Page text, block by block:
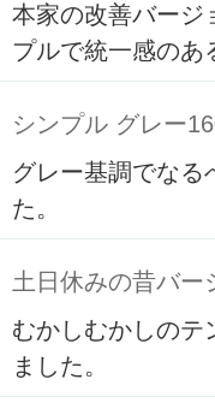
本家の改善バージ
プルで統一感のあ
シンプル グレー
グレー基調でなる
た。
土日休みの昔バー
むかしむかしのテ
ました。